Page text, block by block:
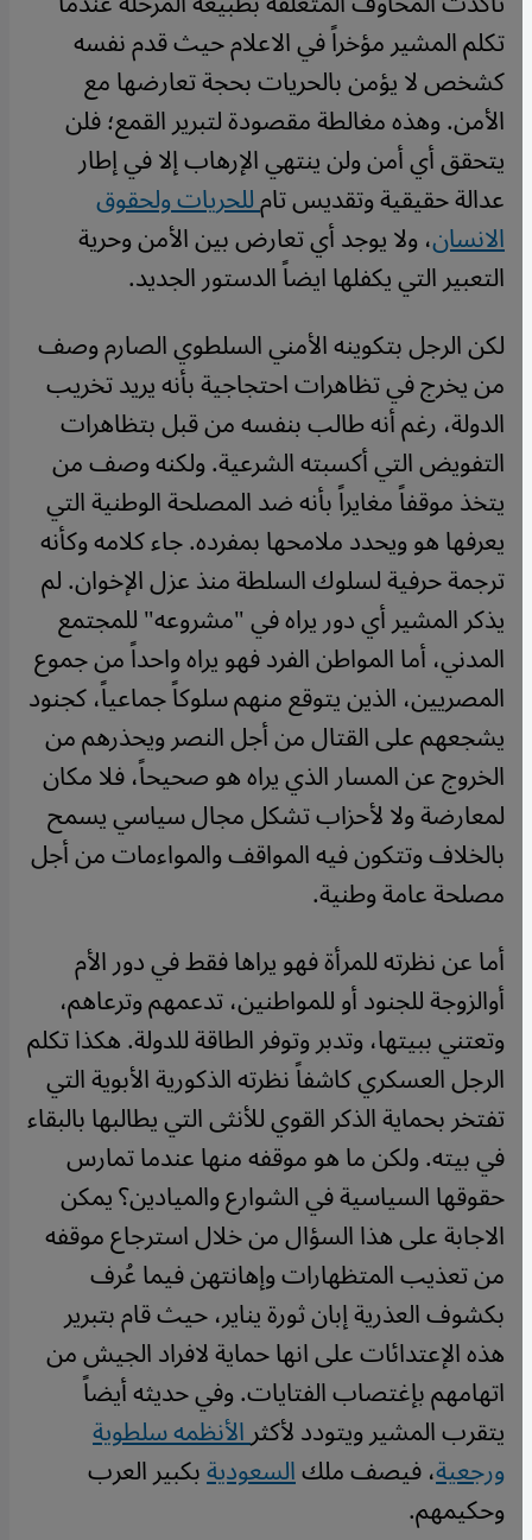
تكلم المشير مؤخراً في الاعلام حيث قدم نفسه
كشخص لا يؤمن بالحريات بحجة تعارضها مع
الأمن. وهذه مغالطة مقصودة لتبرير القمع؛ فلن
يتحقق أي أمن ولن ينتهي الإرهاب إلا في إطار
عدالة حقيقية وتقديس تامللحريات ولحقوق
الانسان، ولا يوجد أي تعارض بين الأمن وحرية
التعبير التي يكفلها ايضاً الدستور الجديد.
لكن الرجل بتكوينه الأمني السلطوي الصارم وصف
من يخرج في تظاهرات احتجاجية بأنه يريد تخريب
الدولة، رغم أنه طالب بنفسه من قبل بتظاهرات
التفويض التي أكسبته الشرعية. ولكنه وصف من
يتخذ موقفاً مغايراً بأنه ضد المصلحة الوطنية التي
يعرفها هو ويحدد ملامحها بمفرده. جاء كلامه وكأنه
ترجمة حرفية لسلوك السلطة منذ عزل الإخوان. لم
يذكر المشير أي دور يراه في "مشروعه" للمجتمع
المدني، أما المواطن الفرد فهو يراه واحداً من جموع
المصريين، الذين يتوقع منهم سلوكاً جماعياً، كجنود
يشجعهم على القتال من أجل النصر ويحذرهم من
الخروج عن المسار الذي يراه هو صحيحاً، فلا مكان
لمعارضة ولا لأحزاب تشكل مجال سياسي يسمح
بالخلاف وتتكون فيه المواقف والمواءمات من أجل
مصلحة عامة وطنية.
أما عن نظرته للمرأة فهو يراها فقط في دور الأم
أوالزوجة للجنود أو للمواطنين، تدعمهم وترعاهم،
وتعتني ببيتها، وتدبر وتوفر الطاقة للدولة. هكذا تكلم
الرجل العسكري كاشفاً نظرته الذكورية الأبوية التي
تفتخر بحماية الذكر القوي للأنثى التي يطالبها بالبقاء
في بيته. ولكن ما هو موقفه منها عندما تمارس
حقوقها السياسية في الشوارع والميادين؟ يمكن
الاجابة على هذا السؤال من خلال استرجاع موقفه
من تعذيب المتظهارات وإهانتهن فيما عُرف
بكشوف العذرية إبان ثورة يناير، حيث قام بتبرير
هذه الإعتدائات على انها حماية لافراد الجيش من
اتهامهم بإغتصاب الفتايات. وفي حديثه أيضاً
يتقرب المشير ويتودد لأكثرالأنظمه سلطوية
ورجعية، فيصف ملكالسعوديةبكبير العرب
وحكيمهم.